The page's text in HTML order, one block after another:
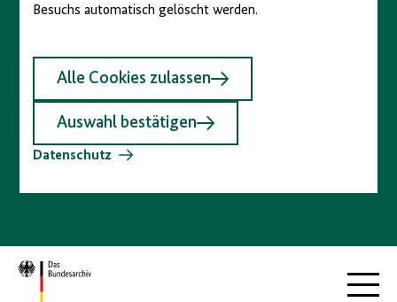
Besuchs automatisch gelöscht werden.
Alle Cookies zulassen
Auswahl bestätigen
Datenschutz
Zur
Startseite